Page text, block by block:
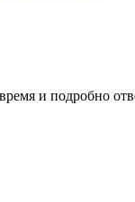
и подробно